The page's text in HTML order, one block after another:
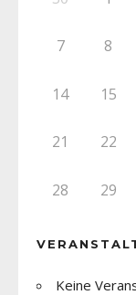
7 8
14 15
21 22
28 29
Keine